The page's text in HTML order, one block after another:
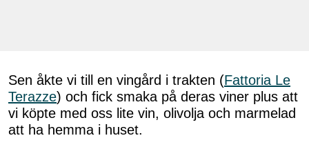
Sen åkte vi till en vingård i trakten (Fattoria Le
Terazze) och fick smaka på deras viner plus att
vi köpte med oss lite vin, olivolja och marmelad
att ha hemma i huset.